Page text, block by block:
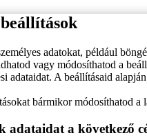
adatokat, például
vagy módosíthatod a
adataidat. A beállításaid
bármikor módosíthatod
adataidat a következő